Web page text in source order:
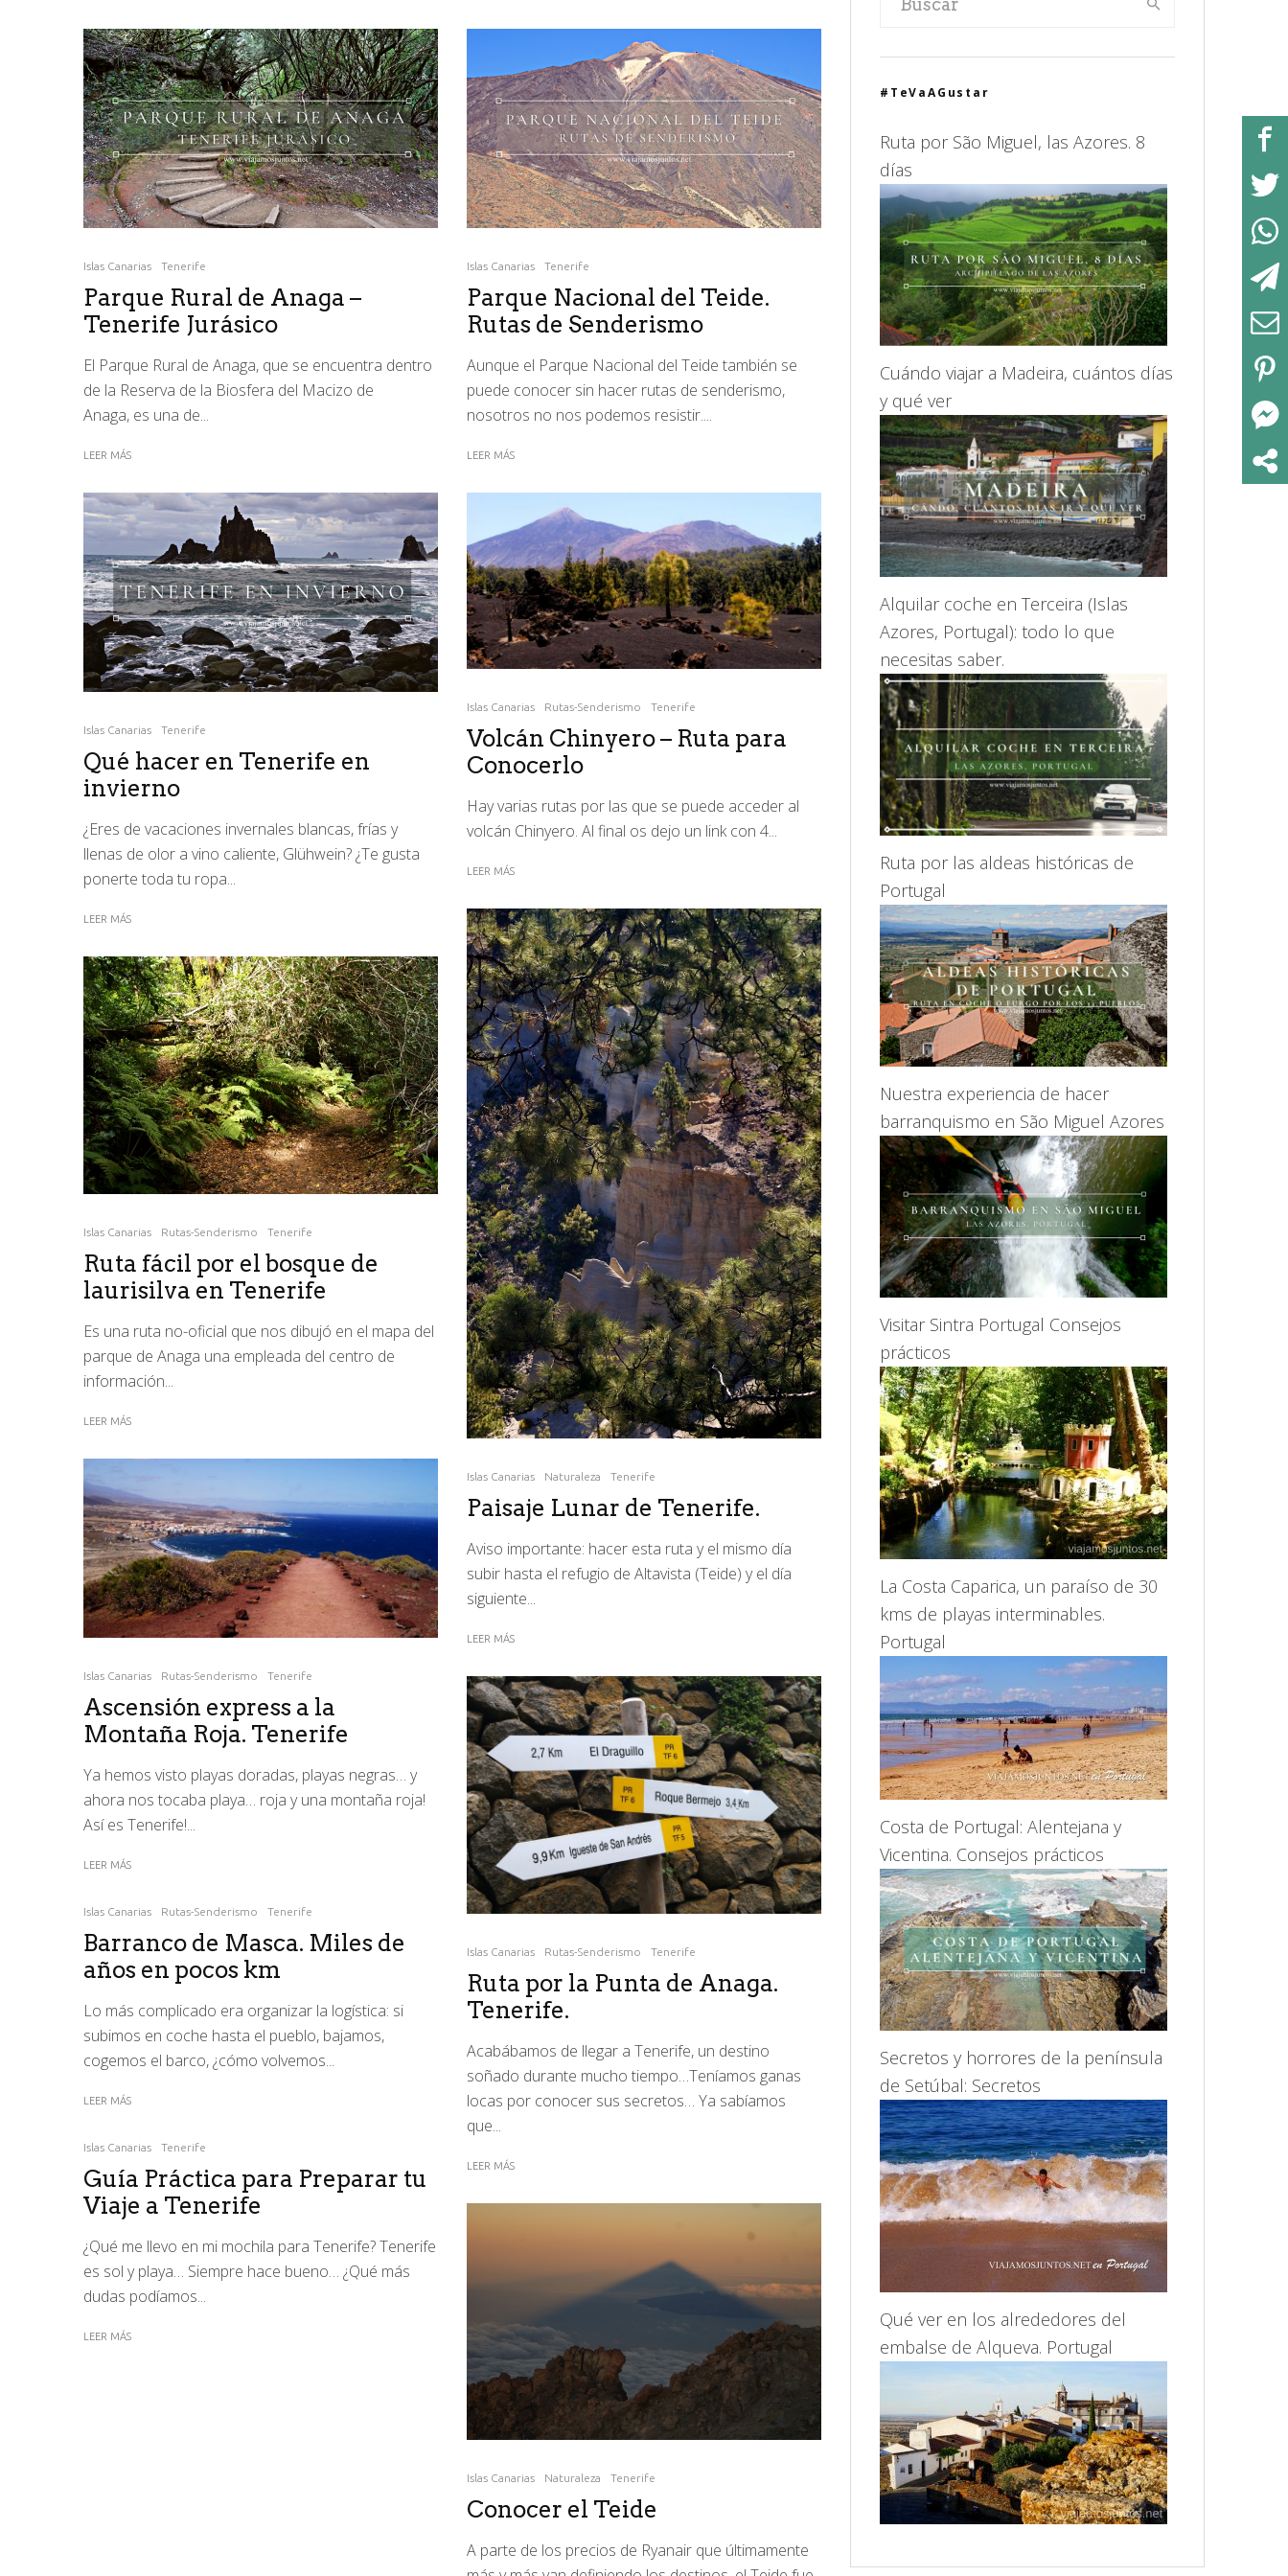
Islas Canarias Tenerife
Parque Rural de Anaga –
Tenerife Jurásico
El Parque Rural de Anaga, que se encuentra dentro
de la Reserva de la Biosfera del Macizo de
Anaga, es una de...
LEER MÁS
Islas Canarias Tenerife
Qué hacer en Tenerife en
invierno
¿Eres de vacaciones invernales blancas, frías y
llenas de olor a vino caliente, Glühwein? ¿Te gusta
ponerte toda tu ropa...
LEER MÁS
Islas Canarias Rutas-Senderismo Tenerife
Ruta fácil por el bosque de
laurisilva en Tenerife
Es una ruta no-oficial que nos dibujó en el mapa del
parque de Anaga una empleada del centro de
información...
LEER MÁS
Islas Canarias Rutas-Senderismo Tenerife
Ascensión express a la
Montaña Roja. Tenerife
Ya hemos visto playas doradas, playas negras… y
ahora nos tocaba playa… roja y una montaña roja!
Así es Tenerife!...
LEER MÁS
Islas Canarias Rutas-Senderismo Tenerife
Barranco de Masca. Miles de
años en pocos km
Lo más complicado era organizar la logística: si
subimos en coche hasta el pueblo, bajamos,
cogemos el barco, ¿cómo volvemos...
LEER MÁS
Islas Canarias Tenerife
Guía Práctica para Preparar tu
Viaje a Tenerife
¿Qué me llevo en mi mochila para Tenerife? Tenerife
es sol y playa… Siempre hace bueno… ¿Qué más
dudas podíamos...
LEER MÁS
Islas Canarias Tenerife
Parque Nacional del Teide.
Rutas de Senderismo
Aunque el Parque Nacional del Teide también se
puede conocer sin hacer rutas de senderismo,
nosotros no nos podemos resistir....
LEER MÁS
Islas Canarias Rutas-Senderismo Tenerife
Volcán Chinyero – Ruta para
Conocerlo
Hay varias rutas por las que se puede acceder al
volcán Chinyero. Al final os dejo un link con 4...
LEER MÁS
Islas Canarias Naturaleza Tenerife
Paisaje Lunar de Tenerife.
Aviso importante: hacer esta ruta y el mismo día
subir hasta el refugio de Altavista (Teide) y el día
siguiente...
LEER MÁS
Islas Canarias Rutas-Senderismo Tenerife
Ruta por la Punta de Anaga.
Tenerife.
Acabábamos de llegar a Tenerife, un destino
soñado durante mucho tiempo…Teníamos ganas
locas por conocer sus secretos… Ya sabíamos
que...
LEER MÁS
Islas Canarias Naturaleza Tenerife
Conocer el Teide
A parte de los precios de Ryanair que últimamente
#TeVaAGustar
Ruta por São Miguel, las Azores. 8
días
Cuándo viajar a Madeira, cuántos días
y qué ver
Alquilar coche en Terceira (Islas
Azores, Portugal): todo lo que
necesitas saber.
Ruta por las aldeas históricas de
Portugal
Nuestra experiencia de hacer
barranquismo en São Miguel Azores
Visitar Sintra Portugal Consejos
prácticos
La Costa Caparica, un paraíso de 30
kms de playas interminables.
Portugal
Costa de Portugal: Alentejana y
Vicentina. Consejos prácticos
Secretos y horrores de la península
de Setúbal: Secretos
Qué ver en los alrededores del
embalse de Alqueva. Portugal